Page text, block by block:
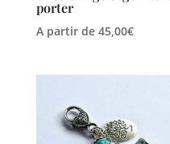
porter
A partir de 45,00€